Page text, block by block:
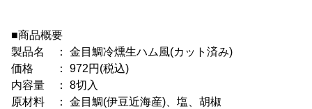
■商品概要
製品名 ： 金目鯛冷燻生ハム風(カット済み)
価格 ： 972円(税込)
内容量 ： 8切入
原材料 ： 金目鯛(伊豆近海産)、塩、胡椒